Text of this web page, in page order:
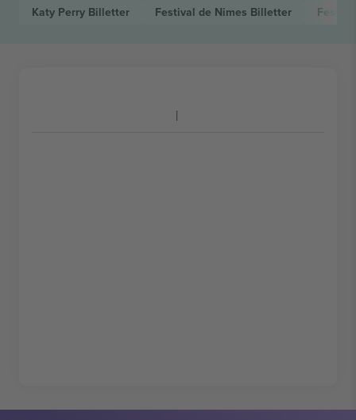
Katy Perry Billetter Festival de Nimes Billetter